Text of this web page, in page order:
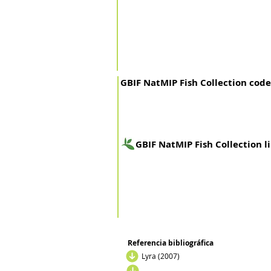
GBIF NatMIP Fish Collection code
GBIF NatMIP Fish Collection
Referencia bibliográfica
Lyra (2007)